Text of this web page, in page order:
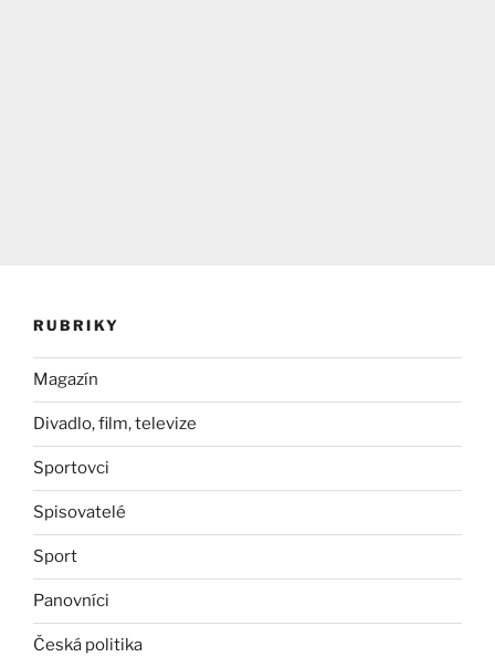
RUBRIKY
Magazín
Divadlo, film, televize
Sportovci
Spisovatelé
Sport
Panovníci
Česká politika